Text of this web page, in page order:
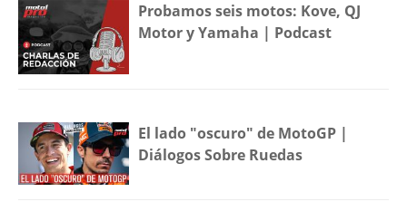
Probamos seis motos: Kove, QJ
Motor y Yamaha | Podcast
El lado "oscuro" de MotoGP |
Diálogos Sobre Ruedas